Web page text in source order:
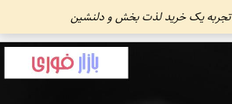
- تجربه یک خرید لذت بخش و دلنشین